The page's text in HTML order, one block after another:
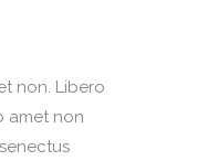
non. Libero
amet non